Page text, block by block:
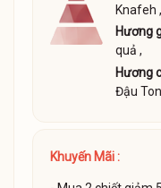
Knafeh ,
Hương
quả ,
Hương
Đậu
Khuyến Mãi :